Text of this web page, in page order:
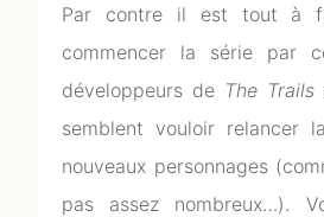
Par contre il est tout à
commencer la série par
développeurs de The
semblent vouloir relancer
nouveaux personnages
pas assez nombreux…).